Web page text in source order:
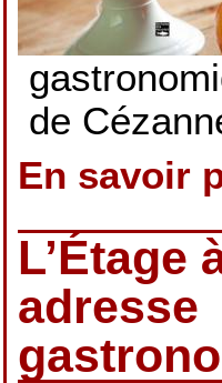
de
En savoir
L’Étage
adresse